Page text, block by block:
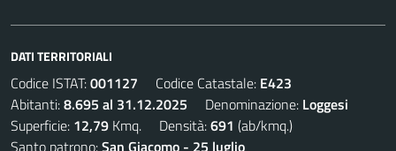
DATI TERRITORIALI
Codice ISTAT:001127 Codice Catastale: E423
Abitanti:8.695 al 31.12.2025 Denominazione: Loggesi
Superficie: 12,79 Kmq. Densità:691 (ab/kmq.)
Santo patrono:San Giacomo - 25 luglio